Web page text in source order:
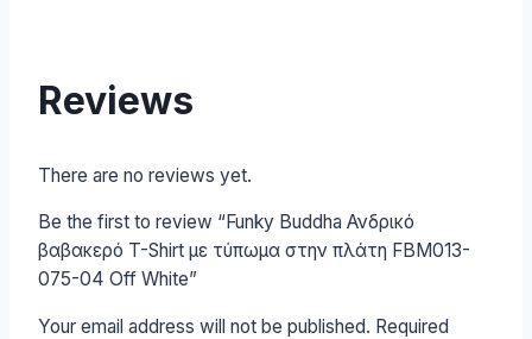
Reviews
There are no reviews yet.
Be the first to review “Funky Buddha Ανδρικό
βαβακερό T-Shirt με τύπωμα στην πλάτη FBM013-
075-04 Off White”
Your email address will not be published. Required